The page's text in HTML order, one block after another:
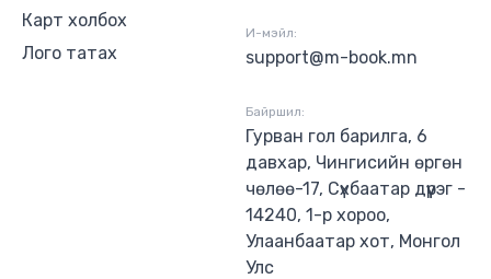
Карт холбох
Лого татах
И-мэйл:
support@m-book.mn
Байршил:
Гурван гол барилга, 6
давхар, Чингисийн өргөн
чөлөө-17, Сүхбаатар дүүрэг -
14240, 1-р хороо,
Улаанбаатар хот, Монгол
Улс